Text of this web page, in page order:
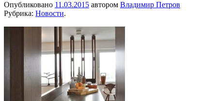
Опубликовано 11.03.2015 автором Владимир Петров
Рубрика: Новости.